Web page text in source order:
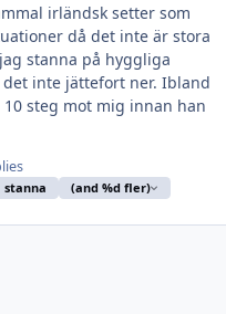
irländsk setter som
då det inte är stora
stanna på hyggliga
inte jättefort ner. Ibland
steg mot mig innan han
stanna (and %d fler)